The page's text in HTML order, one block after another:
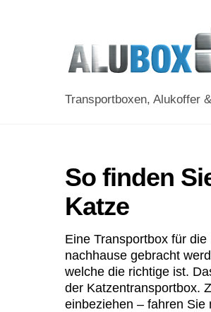
Transportboxen, Alukoffer
So finden
Katze
Eine Transportbox für
nachhause gebracht
welche die richtige ist.
der Katzentransportbox.
einbeziehen – fahren Sie